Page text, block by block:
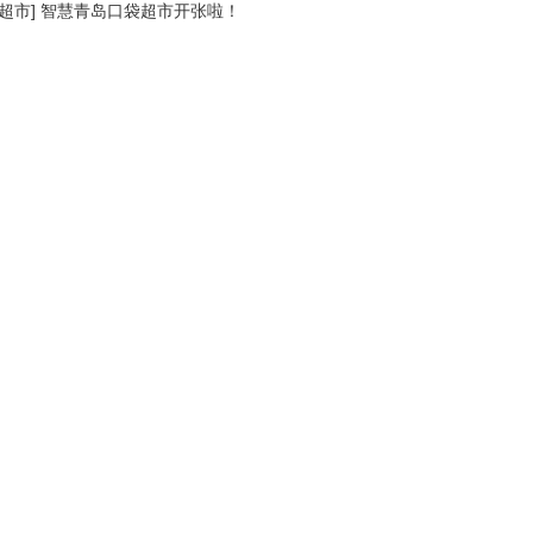
市] 智慧青岛口袋超市开张啦！